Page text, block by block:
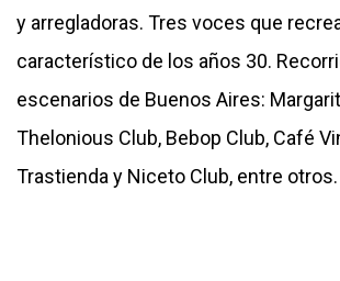
y arregladoras. Tres voces que
característico de los años 30.
escenarios de Buenos Aires:
Thelonious Club, Bebop Club, Café
Trastienda y Niceto Club, entre otros.